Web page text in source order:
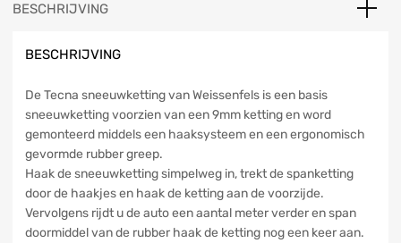
BESCHRIJVING
BESCHRIJVING
De Tecna sneeuwketting van Weissenfels is een basis
sneeuwketting voorzien van een 9mm ketting en word
gemonteerd middels een haaksysteem en een ergonomisch
gevormde rubber greep.
Haak de sneeuwketting simpelweg in, trekt de spanketting
door de haakjes en haak de ketting aan de voorzijde.
Vervolgens rijdt u de auto een aantal meter verder en span
doormiddel van de rubber haak de ketting nog een keer aan.